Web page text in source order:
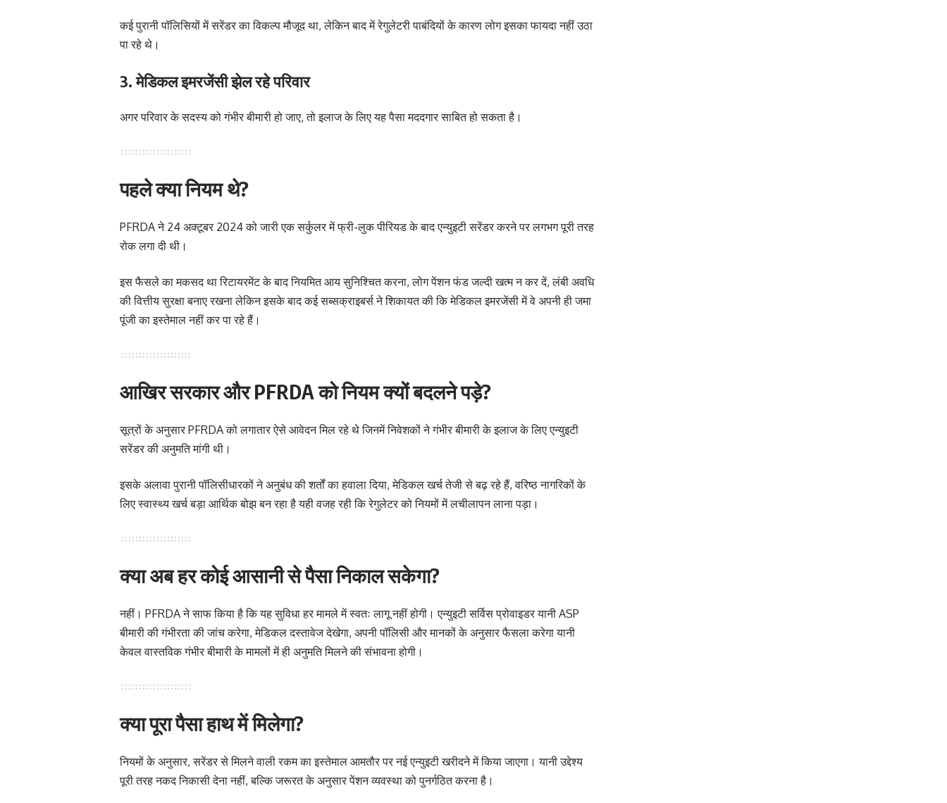
कई पुरानी पॉलिसियों में सरेंडर का विकल्प मौजूद था, लेकिन बाद में रेगुलेटरी पाबंदियों के कारण लोग इसका फायदा नहीं उठा
पा रहे थे।
3. मेडिकल इमरजेंसी झेल रहे परिवार
अगर परिवार के सदस्य को गंभीर बीमारी हो जाए, तो इलाज के लिए यह पैसा मददगार साबित हो सकता है।
पहले क्या नियम थे?
PFRDA ने 24 अक्टूबर 2024 को जारी एक सर्कुलर में फ्री-लुक पीरियड के बाद एन्युइटी सरेंडर करने पर लगभग पूरी तरह
रोक लगा दी थी।
इस फैसले का मकसद था रिटायरमेंट के बाद नियमित आय सुनिश्चित करना, लोग पेंशन फंड जल्दी खत्म न कर दें, लंबी अवधि
की वित्तीय सुरक्षा बनाए रखना लेकिन इसके बाद कई सब्सक्राइबर्स ने शिकायत की कि मेडिकल इमरजेंसी में वे अपनी ही जमा
पूंजी का इस्तेमाल नहीं कर पा रहे हैं।
आखिर सरकार और PFRDA को नियम क्यों बदलने पड़े?
सूत्रों के अनुसार PFRDA को लगातार ऐसे आवेदन मिल रहे थे जिनमें निवेशकों ने गंभीर बीमारी के इलाज के लिए एन्युइटी
सरेंडर की अनुमति मांगी थी।
इसके अलावा पुरानी पॉलिसीधारकों ने अनुबंध की शर्तों का हवाला दिया, मेडिकल खर्च तेजी से बढ़ रहे हैं, वरिष्ठ नागरिकों के
लिए स्वास्थ्य खर्च बड़ा आर्थिक बोझ बन रहा है यही वजह रही कि रेगुलेटर को नियमों में लचीलापन लाना पड़ा।
क्या अब हर कोई आसानी से पैसा निकाल सकेगा?
नहीं। PFRDA ने साफ किया है कि यह सुविधा हर मामले में स्वतः लागू नहीं होगी। एन्युइटी सर्विस प्रोवाइडर यानी ASP
बीमारी की गंभीरता की जांच करेगा, मेडिकल दस्तावेज देखेगा, अपनी पॉलिसी और मानकों के अनुसार फैसला करेगा यानी
केवल वास्तविक गंभीर बीमारी के मामलों में ही अनुमति मिलने की संभावना होगी।
क्या पूरा पैसा हाथ में मिलेगा?
नियमों के अनुसार, सरेंडर से मिलने वाली रकम का इस्तेमाल आमतौर पर नई एन्युइटी खरीदने में किया जाएगा। यानी उद्देश्य
पूरी तरह नकद निकासी देना नहीं, बल्कि जरूरत के अनुसार पेंशन व्यवस्था को पुनर्गठित करना है।